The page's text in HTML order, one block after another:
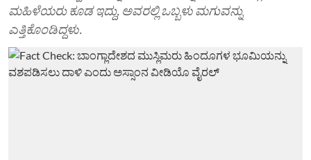
ಮಹಿಳೆಯರು ಕೂಡ ಇದ್ದು, ಅವರಲ್ಲಿ ಒಬ್ಬಳು ಮಗುವನ್ನು
ಎತ್ತಿಕೊಂಡಿದ್ದಳು.